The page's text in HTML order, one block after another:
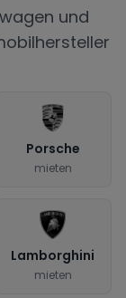
und
Porsche
mieten
Lamborghini
mieten